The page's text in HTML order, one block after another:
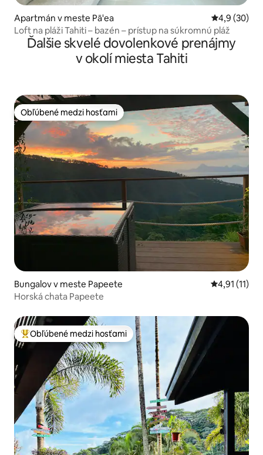
Apartmán v meste Pā'ea Priemerné
4,9 (30)
Loft na pláži Tahiti – bazén – prístup na súkromnú pláž
Ďalšie skvelé dovolenkové prenájmy
v okolí miesta Tahiti
Obľúbené medzi hosťami
Obľúbené medzi hosťami
Bungalov v meste Papeete Priemerné
4,91 (11)
Horská chata Papeete
Najobľúbenejšie medzi hosťami
Obľúbené medzi hosťami